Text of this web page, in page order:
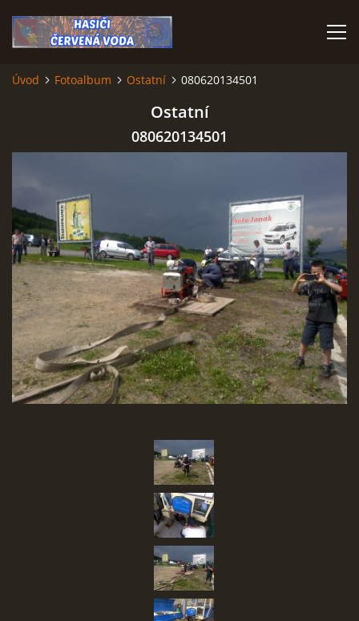
VÝJEZDOVÁ JEDNOTKA
VÝJEZDY V ROCE 2026
KONTAKTY
MLADÍ HASIČI
HISTORIE SBORU
SBĚR VYSLOUŽILÉHO ELEKTROZAŘÍZENÍ
RADY V NOUZI, DŮLEŽITÉ TEL. ČÍSLA
English Deutsch
© 2026 eStránky.cz
Úvod Fotoalbum Ostatní 080620134501
Ostatní
080620134501